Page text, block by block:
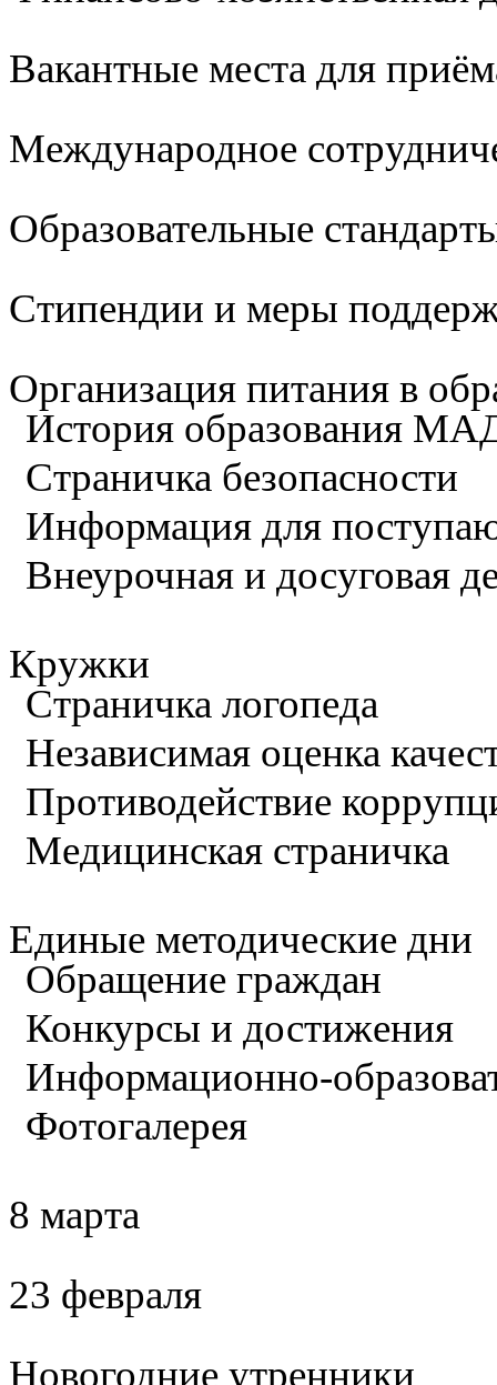
Вакантные места для
Международное
Образовательные
Стипендии и меры
Организация питания в
История образования
Страничка безопасности
Информация для
Внеурочная и досуговая
Кружки
Страничка логопеда
Независимая оценка
Противодействие
Медицинская страничка
Единые методические дни
Обращение граждан
Конкурсы и достижения
Информационно-
Фотогалерея
8 марта
23 февраля
Новогодние утренники